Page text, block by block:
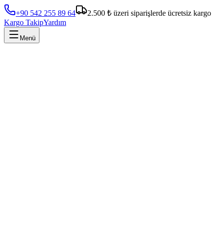
+90 542 255 89 64
2.500 ₺ üzeri siparişlerde ücretsiz kargo
Kargo TakipYardım
Menü